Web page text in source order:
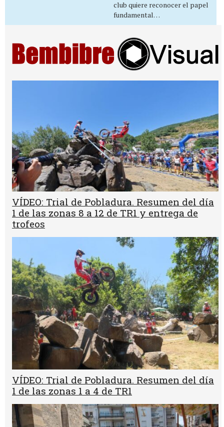
club quiere reconocer el papel
fundamental…
VÍDEO: Trial de Pobladura. Resumen del día
1 de las zonas 8 a 12 de TR1 y entrega de
trofeos
VÍDEO: Trial de Pobladura. Resumen del día
1 de las zonas 1 a 4 de TR1